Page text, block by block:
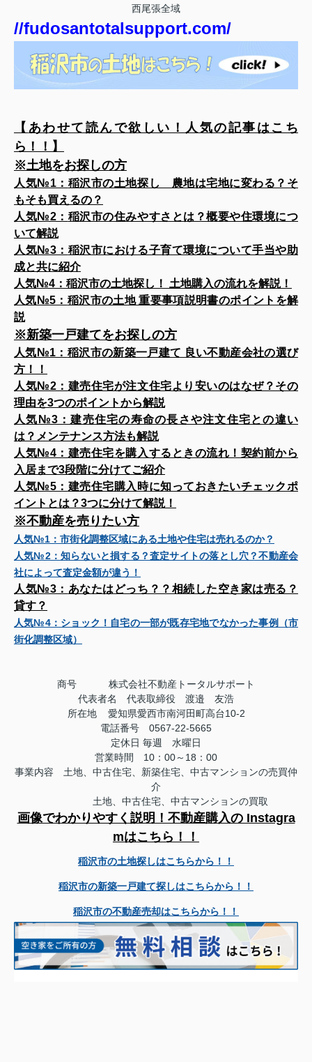
西尾張全域
//fudosantotalsupport.com/
【 あわせて読んで欲しい！人気の記事はこち
ら！！】
※土地をお探しの方
人気№1： 稲沢市の土地探し 農地は宅地に変わる？そ
もそも買えるの？
人気№2： 稲沢市の住みやすさとは？概要や住環境につ
いて解説
人気№3： 稲沢市における子育て環境について手当や助
成と共に紹介
人気№4： 稲沢市の土地探し！ 土地購入の流れを解説！
人気№5： 稲沢市の土地 重要事項説明書のポイントを解
説
※新築一戸建てをお探しの方
人気№1： 稲沢市の新築一戸建て 良い不動産会社の選び
方！！
人気№2： 建売住宅が注文住宅より安いのはなぜ？その
理由を3つのポイントから解説
人気№3：建売住宅の寿命の長さや注文住宅との違い
は？メンテナンス方法も解説
人気№4： 建売住宅を購入するときの流れ！契約前から
入居まで3段階に分けてご紹介
人気№5： 建売住宅購入時に知っておきたいチェックポ
イントとは？3つに分けて解説！
※不動産を売りたい方
人気№1： 市街化調整区域にある土地や住宅は売れるのか？
人気№2：知らないと損する？査定サイトの落とし穴？不動産会
社によって査定金額が違う！
人気№3： あなたはどっち？？相続した空き家は売る？
貸す？
人気№4： ショック！自宅の一部が既存宅地でなかった事例（市
街化調整区域）
商号
株式会社不動産トータルサポート
代表者名 代表取締役 渡邉 友浩
所在地 愛知県愛西市南河田町高台10-2
電話番号 0567-22-5665
定休日 毎週 水曜日
営業時間 10：00～18：00
事業内容 土地、中古住宅、新築住宅、中古マンションの売買仲
介
土地、中古住宅、中古マンションの買取
画像でわかりやすく説明！不動産購入の Instagra
mはこちら！！
稲沢市の土地探しはこちらから！！
稲沢市の新築一戸建て探しはこちらから！！
稲沢市の不動産売却はこちらから！！